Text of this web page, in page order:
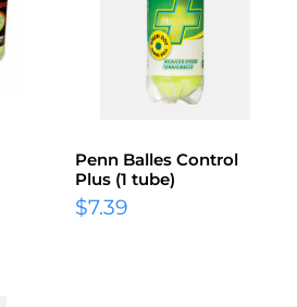
Penn Balles Control
Plus (1 tube)
$7.39